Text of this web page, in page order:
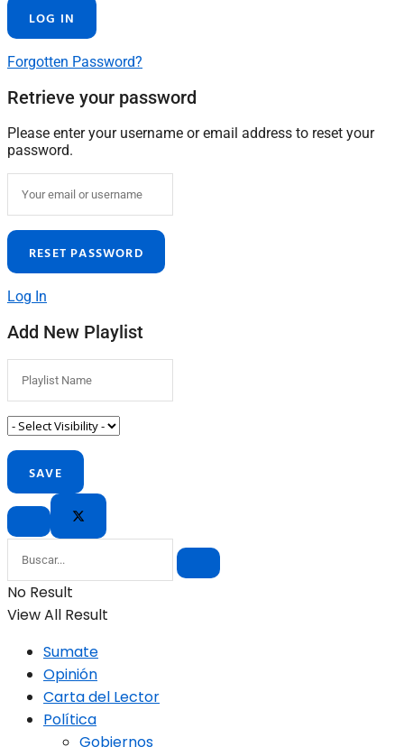
Forgotten Password?
Retrieve your password
Please enter your username or email address to reset your
password.
Log In
Add New Playlist
No Result
View All Result
Sumate
Opinión
Carta del Lector
Política
Gobiernos